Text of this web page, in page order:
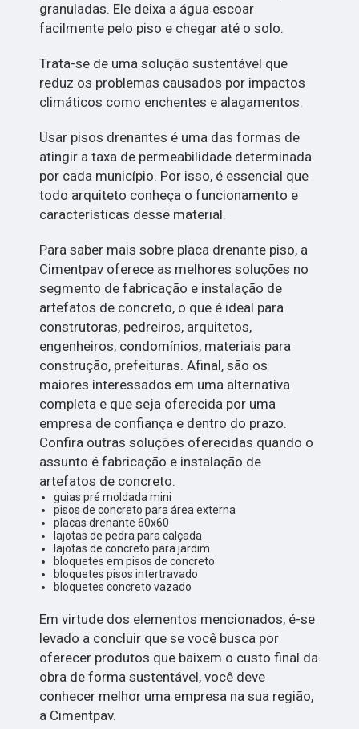
granuladas. Ele deixa a água escoar
facilmente pelo piso e chegar até o solo.
Trata-se de uma solução sustentável que
reduz os problemas causados por impactos
climáticos como enchentes e alagamentos.
Usar pisos drenantes é uma das formas de
atingir a taxa de permeabilidade determinada
por cada município. Por isso, é essencial que
todo arquiteto conheça o funcionamento e
características desse material.
Para saber mais sobre placa drenante piso, a
Cimentpav oferece as melhores soluções no
segmento de fabricação e instalação de
artefatos de concreto, o que é ideal para
construtoras, pedreiros, arquitetos,
engenheiros, condomínios, materiais para
construção, prefeituras. Afinal, são os
maiores interessados em uma alternativa
completa e que seja oferecida por uma
empresa de confiança e dentro do prazo.
Confira outras soluções oferecidas quando o
assunto é fabricação e instalação de
artefatos de concreto.
guias pré moldada mini
pisos de concreto para área externa
placas drenante 60x60
lajotas de pedra para calçada
lajotas de concreto para jardim
bloquetes em pisos de concreto
bloquetes pisos intertravado
bloquetes concreto vazado
Em virtude dos elementos mencionados, é-se
levado a concluir que se você busca por
oferecer produtos que baixem o custo final da
obra de forma sustentável, você deve
conhecer melhor uma empresa na sua região,
a Cimentpav.